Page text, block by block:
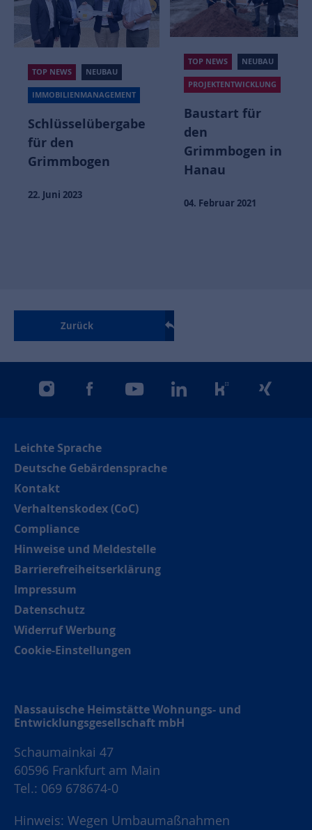
TOP NEWS NEUBAU
IMMOBILIENMANAGEMENT
Schlüsselübergabe
für den
Grimmbogen
22. Juni 2023
TOP NEWS NEUBAU
PROJEKTENTWICKLUNG
Baustart für
den
Grimmbogen in
Hanau
04. Februar 2021
Zurück
instagramfacebookyoutubelinkedinkununuxing
Leichte Sprache
Deutsche Gebärdensprache
Kontakt
Verhaltenskodex (CoC)
Compliance
Hinweise und Meldestelle
Barrierefreiheitserklärung
Impressum
Datenschutz
Widerruf Werbung
Cookie-Einstellungen
Nassauische Heimstätte Wohnungs- und
Entwicklungsgesellschaft mbH
Schaumainkai 47
60596 Frankfurt am Main
Tel.: 069 678674-0
Hinweis: Wegen Umbaumaßnahmen